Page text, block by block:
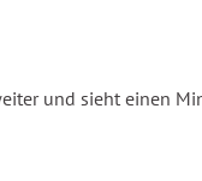
und sieht einen